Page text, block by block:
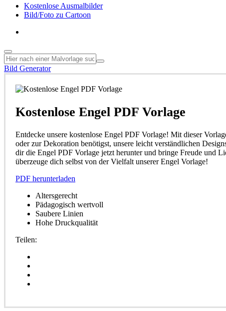
Kostenlose Ausmalbilder
Bild/Foto zu Cartoon
Bild Generator
Kostenlose Engel PDF Vorlage
Entdecke unsere kostenlose Engel PDF Vorlage! Mit dieser
oder zur Dekoration benötigst, unsere leicht verständlichen
dir die Engel PDF Vorlage jetzt herunter und bringe Freude und
überzeuge dich selbst von der Vielfalt unserer Engel Vorlage!
PDF herunterladen
Altersgerecht
Pädagogisch wertvoll
Saubere Linien
Hohe Druckqualität
Teilen: